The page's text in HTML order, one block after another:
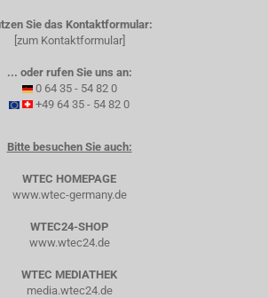
Sie das Kontaktformular:
[zum Kontaktformular]
... oder rufen Sie uns an:
0 64 35 - 54 82 0
+49 64 35 - 54 82 0
Bitte besuchen Sie auch:
WTEC HOMEPAGE
www.wtec-germany.de
WTEC24-SHOP
www.wtec24.de
WTEC MEDIATHEK
media.wtec24.de